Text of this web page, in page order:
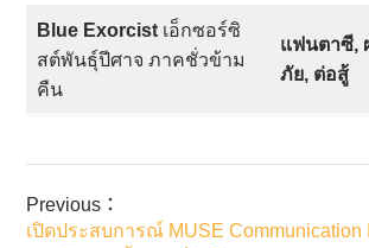
Blue Exorcist เอ็กซอร์ซิ
สต์พันธุ์ปีศาจ ภาคชั่วข้าม
คืน
แฟนตาซี,
ภัย, ต่อสู้
Previous：
เปิดประสบการณ์ MUSE Communication